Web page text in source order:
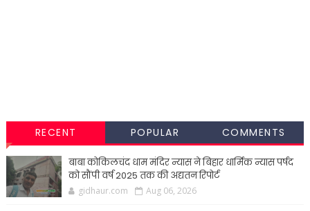
RECENT POPULAR COMMENTS
बाबा कोकिलचंद धाम मंदिर न्यास ने बिहार धार्मिक न्यास पर्षद
को सौंपी वर्ष 2025 तक की अद्यतन रिपोर्ट
gidhaur.com Aug 06, 2026